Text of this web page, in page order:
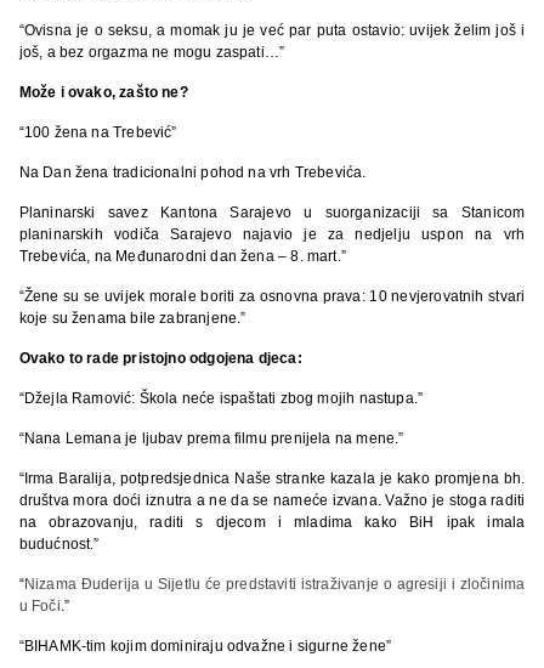
“Ovisna je o seksu, a momak ju je već par puta ostavio: uvijek želim još i
još, a bez orgazma ne mogu zaspati…”
Može i ovako, zašto ne?
“100 žena na Trebević”
Na Dan žena tradicionalni pohod na vrh Trebevića.
Planinarski savez Kantona Sarajevo u suorganizaciji sa Stanicom
planinarskih vodiča Sarajevo najavio je za nedjelju uspon na vrh
Trebevića, na Međunarodni dan žena – 8. mart.”
“Žene su se uvijek morale boriti za osnovna prava: 10 nevjerovatnih stvari
koje su ženama bile zabranjene.”
Ovako to rade pristojno odgojena djeca:
“Džejla Ramović: Škola neće ispaštati zbog mojih nastupa.”
“Nana Lemana je ljubav prema filmu prenijela na mene.”
“Irma Baralija, potpredsjednica Naše stranke kazala je kako promjena bh.
društva mora doći iznutra a ne da se nameće izvana. Važno je stoga raditi
na obrazovanju, raditi s djecom i mladima kako BiH ipak imala
budućnost.”
“Nizama Đuderija u Sijetlu će predstaviti istraživanje o agresiji i zločinima
u Foči .”
“BIHAMK-tim kojim dominiraju odvažne i sigurne žene”